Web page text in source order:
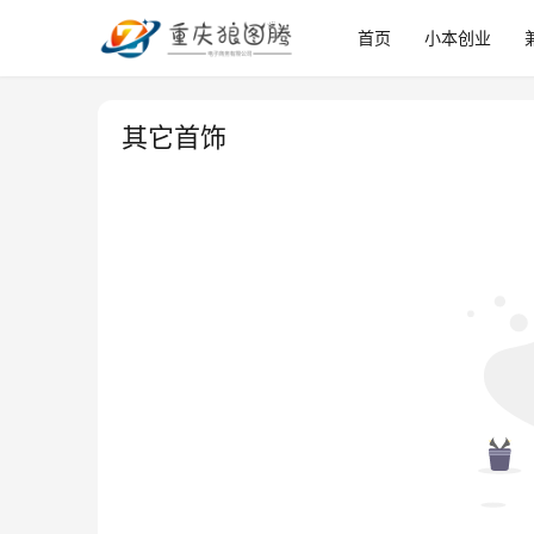
首页 小本创业
其它首饰